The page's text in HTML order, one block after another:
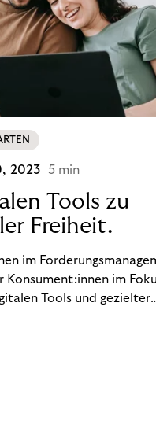
2023 5 min
Tools zu
Freiheit.
im
Konsument:innen im
Tools und gezielter
Freiheit zu führen.